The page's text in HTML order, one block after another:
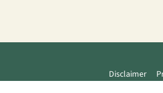
Disclaimer